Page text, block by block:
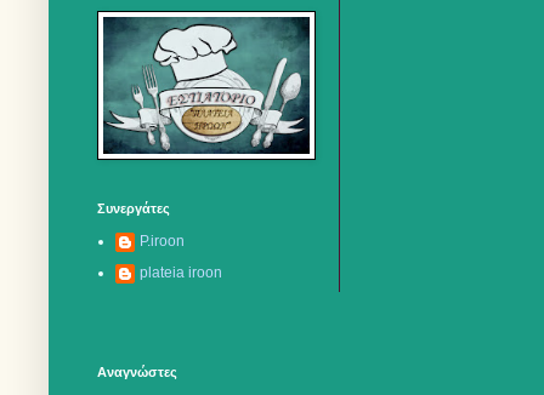
Συνεργάτες
P.iroon
plateia iroon
Αναγνώστες